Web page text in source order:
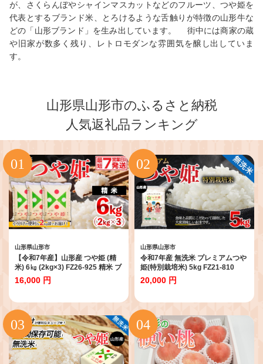
が、さくらんぼやシャインマスカットなどのフルーツ、つや姫を
代表とするブランド米、とろけるような舌触りが特徴の山形牛な
どの「山形ブランド」を生み出しています。 街中には商家の蔵
や旧家が数多く残り、レトロモダンな雰囲気を醸し出していま
す。
山形県山形市のふるさと納税
人気返礼品ランキング
山形県山形市
【令和7年産】山形産 つや姫 (精
米) 6㎏ (2kg×3) FZ26-925 精米 ブ
ランド米 山形県 山形市
16,000 円
山形県山形市
令和7年産 無洗米 プレミアムつや
姫(特別栽培米) 5kg FZ21-810
20,000 円